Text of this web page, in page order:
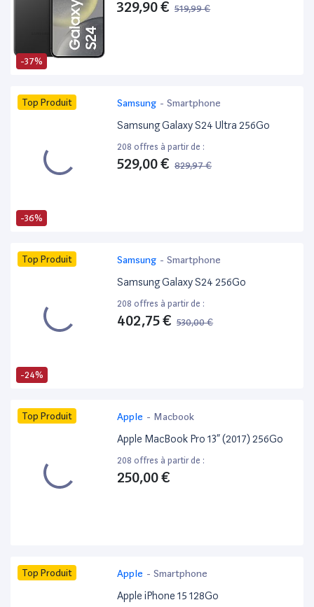
-37%
329,90 € 519,99 €
-36%
Top Produit Samsung - Smartphone
Samsung Galaxy S24 Ultra 256Go
208 offres à partir de :
529,00 € 829,97 €
-24%
Top Produit Samsung - Smartphone
Samsung Galaxy S24 256Go
208 offres à partir de :
402,75 € 530,00 €
Top Produit Apple - Macbook
Apple MacBook Pro 13” (2017) 256Go
208 offres à partir de :
250,00 €
Top Produit Apple - Smartphone
Apple iPhone 15 128Go